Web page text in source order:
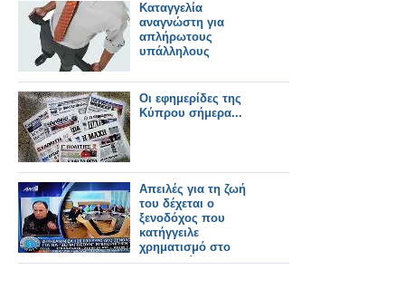
Καταγγελία
αναγνώστη για
απλήρωτους
υπάλληλους
Οι εφημερίδες της
Κύπρου σήμερα...
Απειλές για τη ζωή
του δέχεται ο
ξενοδόχος που
κατήγγειλε
χρηματισμό στο
υπουργείο